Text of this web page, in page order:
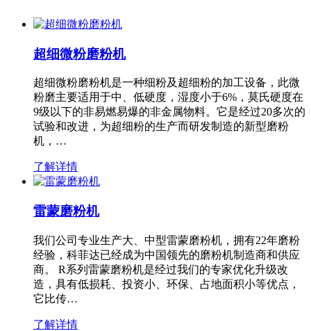
超细微粉磨粉机
超细微粉磨粉机是一种细粉及超细粉的加工设备，此微
粉磨主要适用于中、低硬度，湿度小于6%，莫氏硬度在
9级以下的非易燃易爆的非金属物料。它是经过20多次的
试验和改进，为超细粉的生产而研发制造的新型磨粉
机，…
了解详情
雷蒙磨粉机
我们公司专业生产大、中型雷蒙磨粉机，拥有22年磨粉
经验，科菲达已经成为中国领先的磨粉机制造商和供应
商。 R系列雷蒙磨粉机是经过我们的专家优化升级改
造，具有低损耗、投资小、环保、占地面积小等优点，
它比传…
了解详情